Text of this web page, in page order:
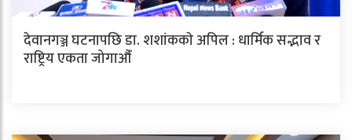
देवानगञ्ज घटनापछि डा. शशांककाे अपिल : धार्मिक सद्भाव र
राष्ट्रिय एकता जोगाऔँ